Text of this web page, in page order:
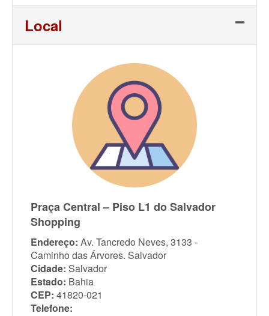
Local
Praça Central – Piso L1 do Salvador
Shopping
Endereço: Av. Tancredo Neves, 3133 -
Caminho das Árvores. Salvador
Cidade: Salvador
Estado: Bahia
CEP: 41820-021
Telefone: